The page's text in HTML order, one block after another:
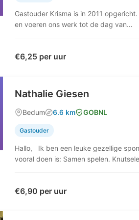
Gastouder Krisma is in 2011
en voeren ons werk tot de dag van…
€6,25 per uur
Nathalie Giesen
Bedum 6.6 km GOBNL
Gastouder
Hallo, Ik ben een leuke gezellige
vooral doen is: Samen spelen.
€6,90 per uur